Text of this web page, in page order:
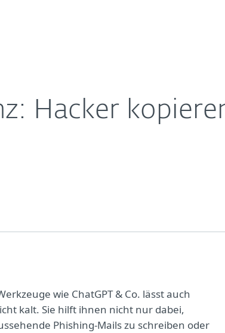
Hacker
wie ChatGPT & Co. lässt auch
kalt. Sie hilft ihnen nicht nur dabei,
Phishing-Mails zu schreiben oder